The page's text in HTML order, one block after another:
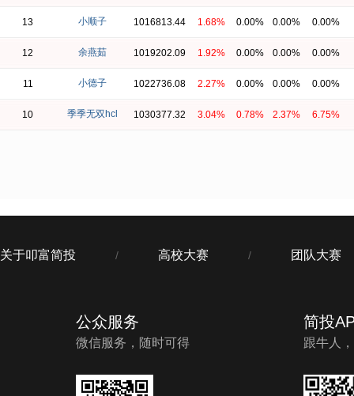
13 小顺子 1016813.44 1.68% 0.00% 0.00% 0.00%
12 余燕茹 1019202.09 1.92% 0.00% 0.00% 0.00%
11 小德子 1022736.08 2.27% 0.00% 0.00% 0.00%
10 季季无双hcl 1030377.32 3.04% 0.78% 2.37% 6.75%
关于叩富简投 / 高校大赛 / 团队大赛
公众服务
微信服务，随时可得
简投
跟牛人